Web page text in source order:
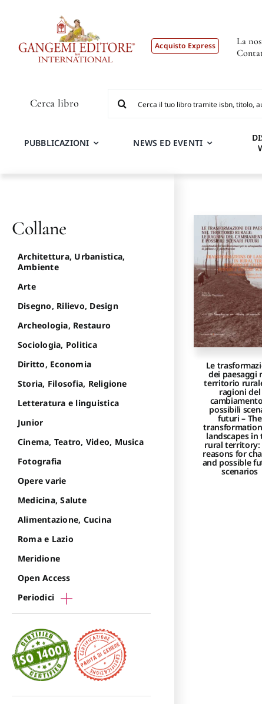
Acquisto Express
La
Cerca libro
per:
PUBBLICAZIONI NEWS ED EVENTI
Le
dei paesaggi
territorio
ragioni del
possibili
futuri – The
landscapes in
rural territory:
reasons for
and possible
scenarios
Collane
Architettura, Urbanistica,
Ambiente
Arte
Disegno, Rilievo, Design
Archeologia, Restauro
Sociologia, Politica
Diritto, Economia
Storia, Filosofia, Religione
Letteratura e linguistica
Junior
Cinema, Teatro, Video, Musica
Fotografia
Opere varie
Medicina, Salute
Alimentazione, Cucina
Roma e Lazio
Meridione
Open Access
Periodici